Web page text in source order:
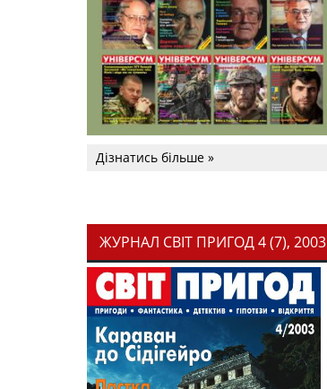
Дізнатись більше »
ЖУРНАЛ СВІТ ПРИГОД 4 (7), 2003